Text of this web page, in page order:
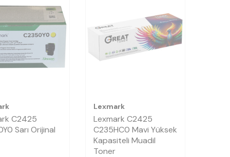
C2425
Sarı Orijinal
Lexmark
Lexmark C2425
C235HC0 Mavi Yüksek
Kapasiteli Muadil
Toner